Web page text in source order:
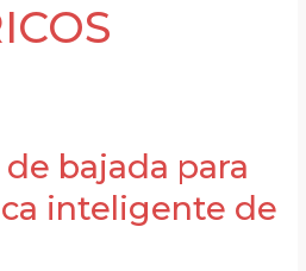
bajada para
inteligente de